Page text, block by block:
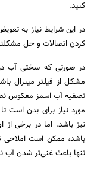
کنید.
در این شرایط نیاز به
کردن اتصالات و حل
تصفیه آب اسمز معکوس
مورد نیاز برای بدن
نیز باشد. اما در برخی از
باشد، ممکن است املاحی
تنها باعث غنی‌تر شدن آب